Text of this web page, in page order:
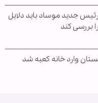
جدید موساد باید دلایل
بررسی کند
وارد خانه کعبه شد